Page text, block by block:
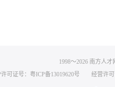
1998～2026 南方人才
许可证号：粤ICP备13019620号 经营许可